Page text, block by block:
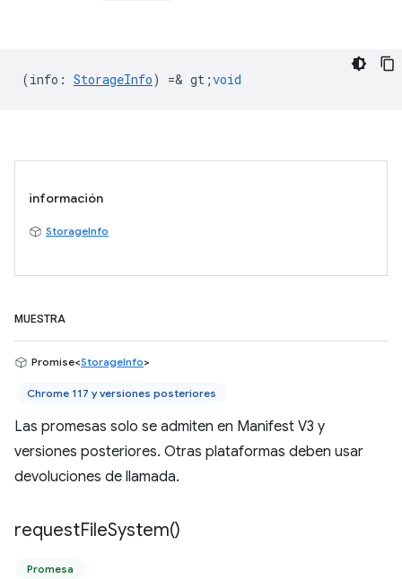
(info : StorageInfo) =& gt;void
información
StorageInfo
MUESTRA
Promise<StorageInfo>
Chrome 117 y versiones posteriores
Las promesas solo se admiten en Manifest V3 y
versiones posteriores. Otras plataformas deben usar
devoluciones de llamada.
requestFileSystem()
Promesa